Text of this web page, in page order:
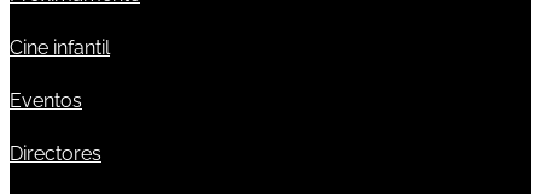
Cine infantil
Eventos
Directores